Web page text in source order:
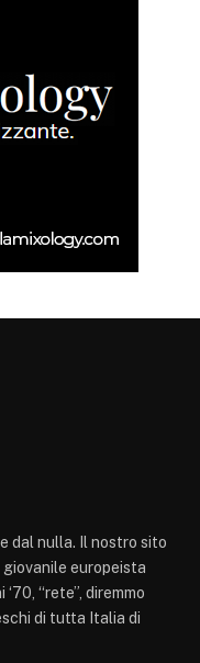
dal nulla. Il nostro sito
giovanile europeista
“rete”, diremmo
di tutta Italia di